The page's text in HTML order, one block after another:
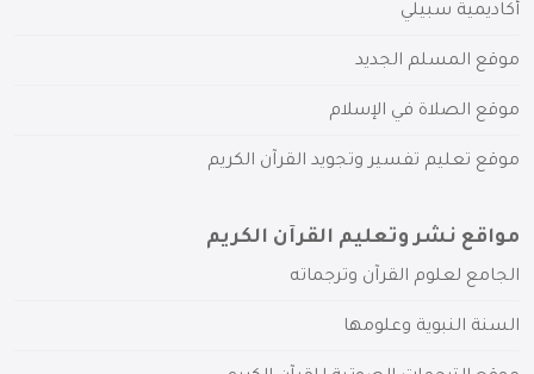
أكاديمية سبيلي
موقع المسلم الجديد
موقع الصلاة في الإسلام
موقع تعليم تفسير وتجويد القرآن الكريم
مواقع نشر وتعليم القرآن الكريم
الجامع لعلوم القرآن وترجماته
السنة النبوية وعلومها